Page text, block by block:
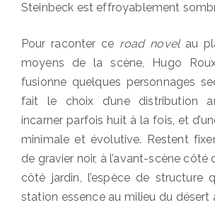
Steinbeck est effroyablement
Pour raconter ce road novelau
moyens de la scène, Hugo
fusionne quelques personnages
fait le choix d’une distribution
incarner parfois huit à la fois, et
minimale et évolutive. Restent
de gravier noir, à l’avant-scène côté
côté jardin, l’espèce de structure
station essence au milieu du désert